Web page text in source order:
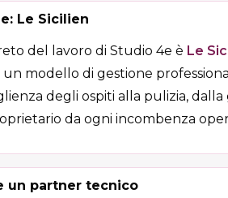
Le Sicilien
del lavoro di Studio 4e è Le
modello di gestione
degli ospiti alla pulizia,
da ogni incombenza
un partner tecnico